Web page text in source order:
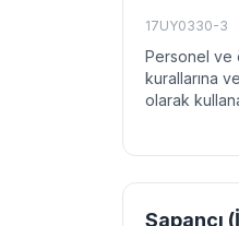
17UY0330-3
Personel ve
kurallarına
olarak
Sapancı